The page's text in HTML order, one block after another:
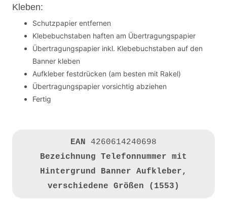
Kleben:
Schutzpapier entfernen
Klebebuchstaben haften am Übertragungspapier
Übertragungspapier inkl. Klebebuchstaben auf den
Banner kleben
Aufkleber festdrücken (am besten mit Rakel)
Übertragungspapier vorsichtig abziehen
Fertig
EAN 4260614240698
Bezeichnung Telefonnummer mit
Hintergrund Banner Aufkleber,
verschiedene Größen (1553)